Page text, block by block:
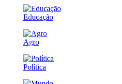
Educação
Agro
Política